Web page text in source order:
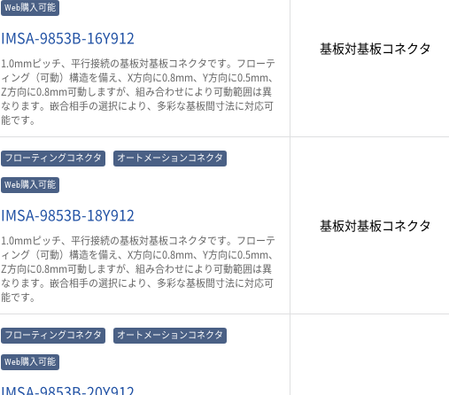
Web購入可能
IMSA-9853B-16Y912
1.0mmピッチ、平行接続の基板対基板コネクタです。フローテ
ィング（可動）構造を備え、X方向に0.8mm、Y方向に0.5mm、
Z方向に0.8mm可動しますが、組み合わせにより可動範囲は異
なります。嵌合相手の選択により、多彩な基板間寸法に対応可
能です。
基板対基板コネクタ
フローティングコネクタ オートメーションコネクタ
Web購入可能
IMSA-9853B-18Y912
1.0mmピッチ、平行接続の基板対基板コネクタです。フローテ
ィング（可動）構造を備え、X方向に0.8mm、Y方向に0.5mm、
Z方向に0.8mm可動しますが、組み合わせにより可動範囲は異
なります。嵌合相手の選択により、多彩な基板間寸法に対応可
能です。
基板対基板コネクタ
フローティングコネクタ オートメーションコネクタ
Web購入可能